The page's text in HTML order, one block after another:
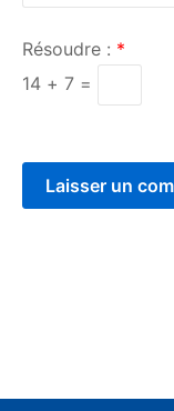
Résoudre : *
14 + 7 =